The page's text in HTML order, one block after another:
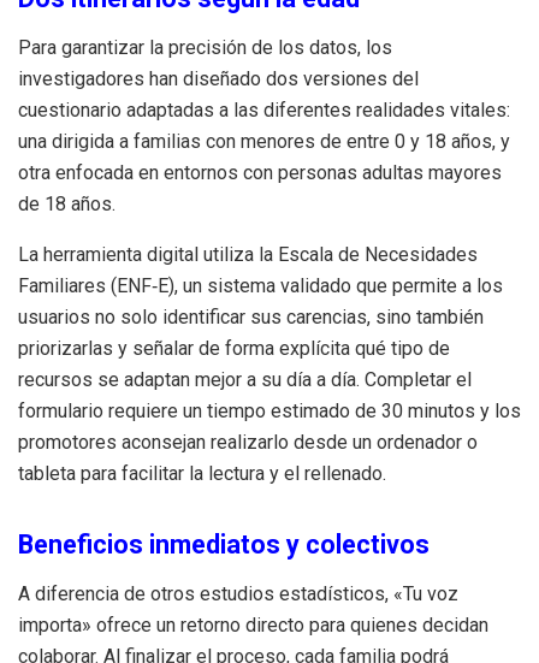
Para garantizar la precisión de los datos, los
investigadores han diseñado dos versiones del
cuestionario adaptadas a las diferentes realidades vitales:
una dirigida a familias con menores de entre 0 y 18 años, y
otra enfocada en entornos con personas adultas mayores
de 18 años.
La herramienta digital utiliza la Escala de Necesidades
Familiares (ENF‑E), un sistema validado que permite a los
usuarios no solo identificar sus carencias, sino también
priorizarlas y señalar de forma explícita qué tipo de
recursos se adaptan mejor a su día a día. Completar el
formulario requiere un tiempo estimado de 30 minutos y los
promotores aconsejan realizarlo desde un ordenador o
tableta para facilitar la lectura y el rellenado.
Beneficios inmediatos y colectivos
A diferencia de otros estudios estadísticos, «Tu voz
importa» ofrece un retorno directo para quienes decidan
colaborar. Al finalizar el proceso, cada familia podrá